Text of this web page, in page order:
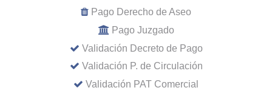
Pago Derecho de Aseo
Pago Juzgado
Validación Decreto de Pago
Validación P. de Circulación
Validación PAT Comercial